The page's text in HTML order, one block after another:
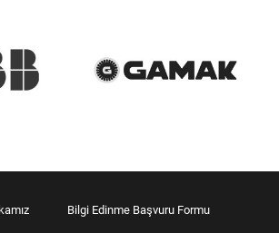
Bilgi Edinme Başvuru Formu